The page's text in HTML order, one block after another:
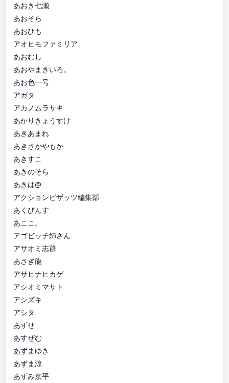
あおき七瀬
あおそら
あおひも
アオヒモファミリア
あおむし
あおやまきいろ。
あお色一号
アガタ
アカノムラサキ
あかりきょうすけ
あきあまれ
あきさかやもか
あきすこ
あきのそら
あきは@
アクションピザッツ編集部
あくびんす
あここ。
アゴビッチ姉さん
アサオミ志群
あさぎ龍
アサヒナヒカゲ
アシオミマサト
アシズキ
アシタ
あずせ
あすぜむ
あずまゆき
あずま涼
あずみ京平